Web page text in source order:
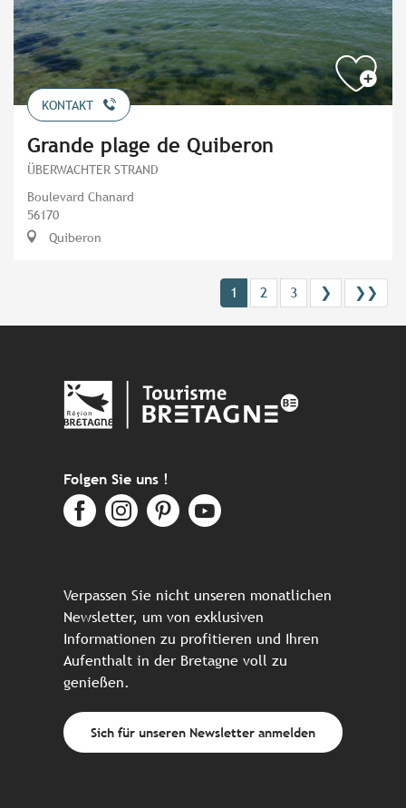
KONTAKT
Grande plage de Quiberon
ÜBERWACHTER STRAND
Boulevard Chanard
56170
Quiberon
1 2 3 ❯ ❯❯
Folgen Sie uns !
Verpassen Sie nicht unseren monatlichen
Newsletter, um von exklusiven
Informationen zu profitieren und Ihren
Aufenthalt in der Bretagne voll zu
genießen.
Sich für unseren Newsletter anmelden